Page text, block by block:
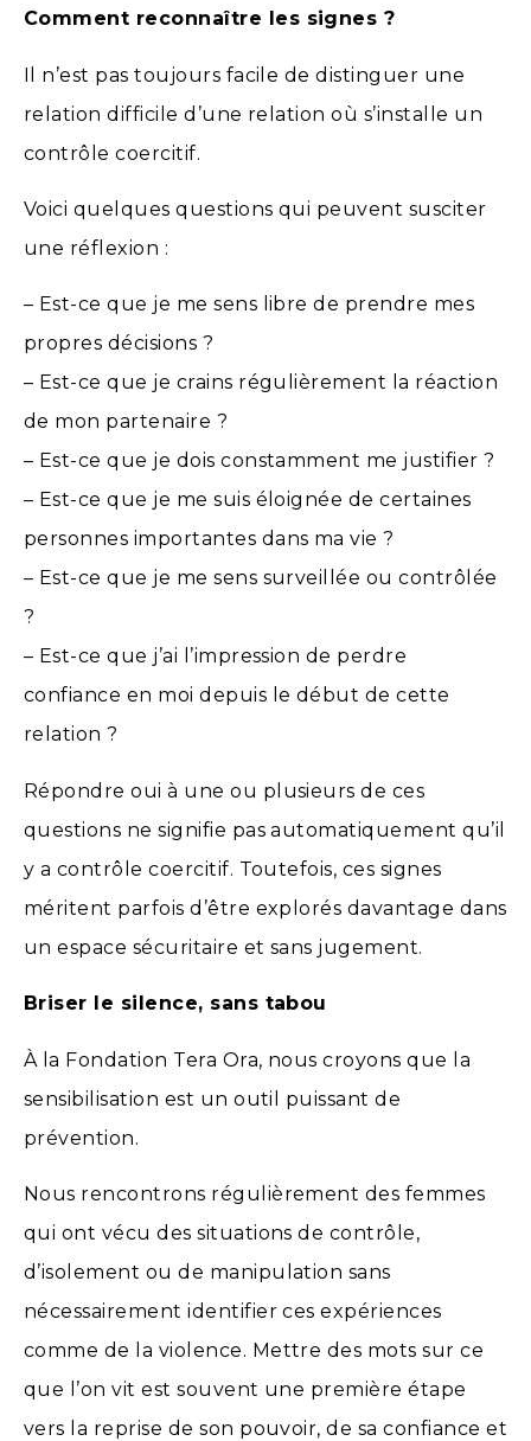
Comment reconnaître les signes ?
Il n’est pas toujours facile de distinguer une
relation difficile d’une relation où s’installe un
contrôle coercitif.
Voici quelques questions qui peuvent susciter
une réflexion :
– Est-ce que je me sens libre de prendre mes
propres décisions ?
– Est-ce que je crains régulièrement la réaction
de mon partenaire ?
– Est-ce que je dois constamment me justifier ?
– Est-ce que je me suis éloignée de certaines
personnes importantes dans ma vie ?
– Est-ce que je me sens surveillée ou contrôlée
?
– Est-ce que j’ai l’impression de perdre
confiance en moi depuis le début de cette
relation ?
Répondre oui à une ou plusieurs de ces
questions ne signifie pas automatiquement qu’il
y a contrôle coercitif. Toutefois, ces signes
méritent parfois d’être explorés davantage dans
un espace sécuritaire et sans jugement.
Briser le silence, sans tabou
À la Fondation Tera Ora, nous croyons que la
sensibilisation est un outil puissant de
prévention.
Nous rencontrons régulièrement des femmes
qui ont vécu des situations de contrôle,
d’isolement ou de manipulation sans
nécessairement identifier ces expériences
comme de la violence. Mettre des mots sur ce
que l’on vit est souvent une première étape
vers la reprise de son pouvoir, de sa confiance et